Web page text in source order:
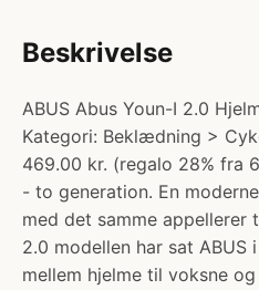
Beskrivelse
ABUS Abus Youn-I 2.0
Kategori: Beklædning >
469.00 kr. (regalo 28% fra
- to generation. En
med det samme appellerer
2.0 modellen har sat
mellem hjelme til voksne